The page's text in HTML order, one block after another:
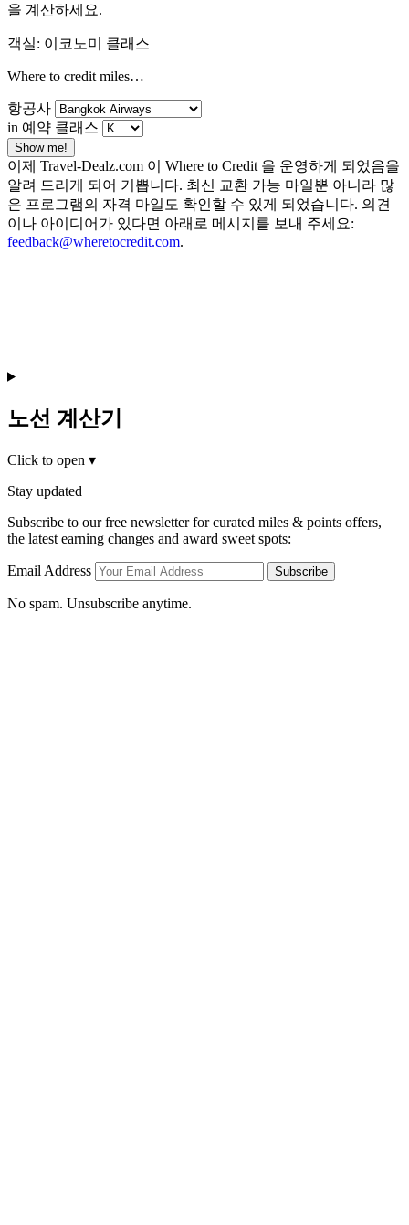
을 계산하세요.
객실: 이코노미 클래스
Where to credit miles…
항공사
in 예약 클래스
Show me!
이제 Travel-Dealz.com 이 Where to Credit 을 운영하게 되었음을
알려 드리게 되어 기쁩니다. 최신 교환 가능 마일뿐 아니라 많
은 프로그램의 자격 마일도 확인할 수 있게 되었습니다. 의견
이나 아이디어가 있다면 아래로 메시지를 보내 주세요:
feedback@wheretocredit.com.
노선 계산기
Click to open ▾
Stay updated
Subscribe to our free newsletter for curated miles & points offers,
the latest earning changes and award sweet spots:
Email Address Subscribe
No spam. Unsubscribe anytime.